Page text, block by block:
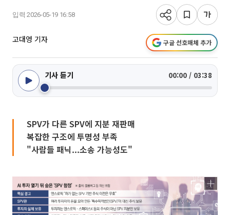
입력 2026-05-19 16:58
고대영 기자 구글 선호매체 추가
기사 듣기 00:00 / 03:38
SPV가 다른 SPV에 지분 재판매
복잡한 구조에 투명성 부족
"사람들 패닉...소송 가능성도"